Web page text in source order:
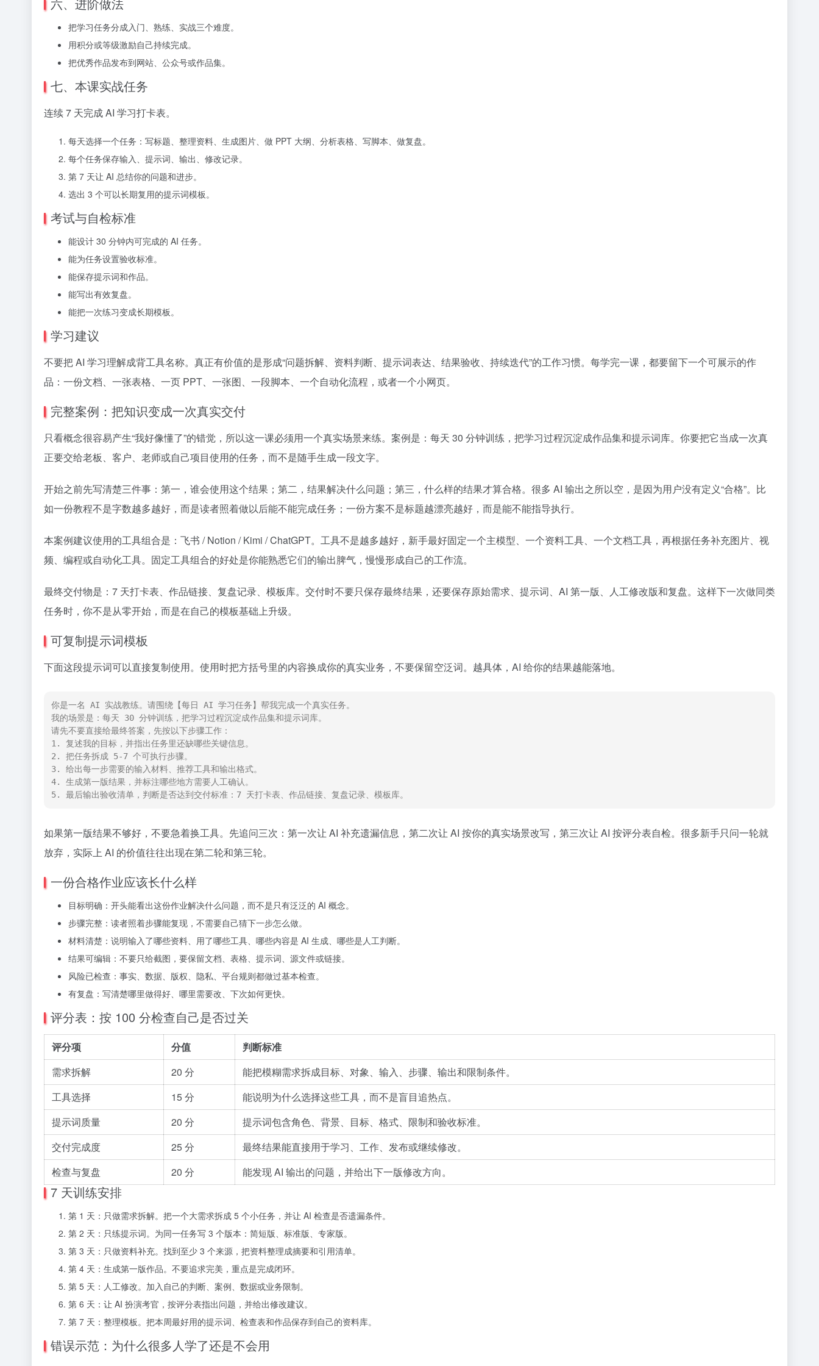
把学习任务分成入门、熟练、实战三个难度。
用积分或等级激励自己持续完成。
把优秀作品发布到网站、公众号或作品集。
七、本课实战任务
连续 7 天完成 AI 学习打卡表。
每天选择一个任务：写标题、整理资料、生成图片、做 PPT 大纲、分析表格、写脚本、做复盘。
每个任务保存输入、提示词、输出、修改记录。
第 7 天让 AI 总结你的问题和进步。
选出 3 个可以长期复用的提示词模板。
考试与自检标准
能设计 30 分钟内可完成的 AI 任务。
能为任务设置验收标准。
能保存提示词和作品。
能写出有效复盘。
能把一次练习变成长期模板。
学习建议
不要把 AI 学习理解成背工具名称。真正有价值的是形成“问题拆解、资料判断、提示词表达、结果验收、持续迭代”的工作习惯。每学完一课，都要留下一个可展示的作
品：一份文档、一张表格、一页 PPT、一张图、一段脚本、一个自动化流程，或者一个小网页。
完整案例：把知识变成一次真实交付
只看概念很容易产生“我好像懂了”的错觉，所以这一课必须用一个真实场景来练。案例是：每天 30 分钟训练，把学习过程沉淀成作品集和提示词库。你要把它当成一次真
正要交给老板、客户、老师或自己项目使用的任务，而不是随手生成一段文字。
开始之前先写清楚三件事：第一，谁会使用这个结果；第二，结果解决什么问题；第三，什么样的结果才算合格。很多 AI 输出之所以空，是因为用户没有定义“合格”。比
如一份教程不是字数越多越好，而是读者照着做以后能不能完成任务；一份方案不是标题越漂亮越好，而是能不能指导执行。
本案例建议使用的工具组合是：飞书 / Notion / Kimi / ChatGPT。工具不是越多越好，新手最好固定一个主模型、一个资料工具、一个文档工具，再根据任务补充图片、视
频、编程或自动化工具。固定工具组合的好处是你能熟悉它们的输出脾气，慢慢形成自己的工作流。
最终交付物是：7 天打卡表、作品链接、复盘记录、模板库。交付时不要只保存最终结果，还要保存原始需求、提示词、AI 第一版、人工修改版和复盘。这样下一次做同类
任务时，你不是从零开始，而是在自己的模板基础上升级。
可复制提示词模板
下面这段提示词可以直接复制使用。使用时把方括号里的内容换成你的真实业务，不要保留空泛词。越具体，AI 给你的结果越能落地。
你是一名 AI 实战教练。请围绕【每日 AI 学习任务】帮我完成一个真实任务。
我的场景是：每天 30 分钟训练，把学习过程沉淀成作品集和提示词库。
请先不要直接给最终答案，先按以下步骤工作：
1. 复述我的目标，并指出任务里还缺哪些关键信息。
2. 把任务拆成 5-7 个可执行步骤。
3. 给出每一步需要的输入材料、推荐工具和输出格式。
4. 生成第一版结果，并标注哪些地方需要人工确认。
5. 最后输出验收清单，判断是否达到交付标准：7 天打卡表、作品链接、复盘记录、模板库。
如果第一版结果不够好，不要急着换工具。先追问三次：第一次让 AI 补充遗漏信息，第二次让 AI 按你的真实场景改写，第三次让 AI 按评分表自检。很多新手只问一轮就
放弃，实际上 AI 的价值往往出现在第二轮和第三轮。
一份合格作业应该长什么样
目标明确：开头能看出这份作业解决什么问题，而不是只有泛泛的 AI 概念。
步骤完整：读者照着步骤能复现，不需要自己猜下一步怎么做。
材料清楚：说明输入了哪些资料、用了哪些工具、哪些内容是 AI 生成、哪些是人工判断。
结果可编辑：不要只给截图，要保留文档、表格、提示词、源文件或链接。
风险已检查：事实、数据、版权、隐私、平台规则都做过基本检查。
有复盘：写清楚哪里做得好、哪里需要改、下次如何更快。
评分表：按 100 分检查自己是否过关
评分项 分值
判断标准
需求拆解
20 分
能把模糊需求拆成目标、对象、输入、步骤、输出和限制条件。
工具选择
15 分
能说明为什么选择这些工具，而不是盲目追热点。
提示词质量
20 分
提示词包含角色、背景、目标、格式、限制和验收标准。
交付完成度
25 分
最终结果能直接用于学习、工作、发布或继续修改。
检查与复盘
20 分 能发现 AI 输出的问题，并给出下一版修改方向。
7 天训练安排
第 1 天：只做需求拆解。把一个大需求拆成 5 个小任务，并让 AI 检查是否遗漏条件。
第 2 天：只练提示词。为同一任务写 3 个版本：简短版、标准版、专家版。
第 3 天：只做资料补充。找到至少 3 个来源，把资料整理成摘要和引用清单。
第 4 天：生成第一版作品。不要追求完美，重点是完成闭环。
第 5 天：人工修改。加入自己的判断、案例、数据或业务限制。
第 6 天：让 AI 扮演考官，按评分表指出问题，并给出修改建议。
第 7 天：整理模板。把本周最好用的提示词、检查表和作品保存到自己的资料库。
错误示范：为什么很多人学了还是不会用